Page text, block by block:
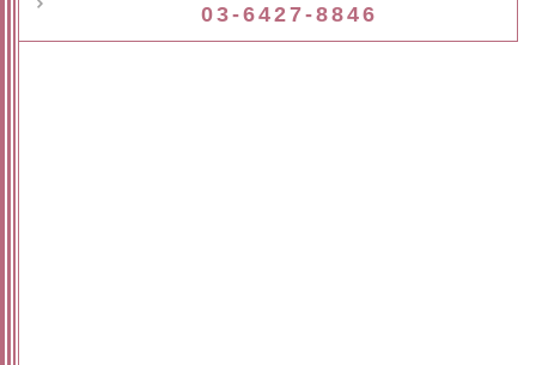
03-6427-8846